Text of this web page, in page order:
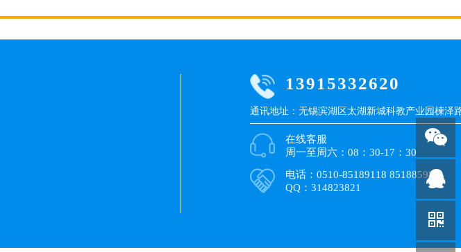
13915332620
通讯地址：无锡滨湖区太湖新城科教产业园楝泽
在线客服
周一至周六：08：30-17：30
电话：0510-85189118 85188598
QQ：314823821